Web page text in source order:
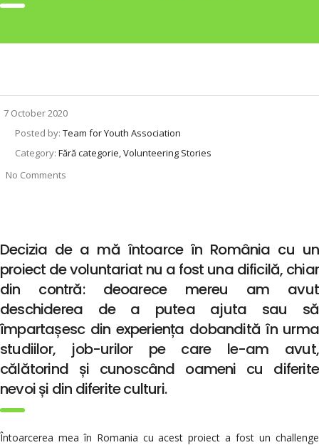
7 October 2020
Posted by: Team for Youth Association
Category: Fără categorie, Volunteering Stories
No Comments
Decizia de a mă întoarce în România cu un
proiect de voluntariat nu a fost una dificilă, chiar
din contră: deoarece mereu am avut
deschiderea de a putea ajuta sau să
împartașesc din experiența dobandită în urma
studiilor, job-urilor pe care le-am avut,
călătorind și cunoscând oameni cu diferite
nevoi și din diferite culturi.
Întoarcerea mea în Romania cu acest proiect a fost un challenge